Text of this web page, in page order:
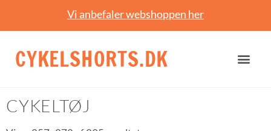
Vi anbefaler webshoppen her
CYKELSHORTS.DK
CYKELTØJ